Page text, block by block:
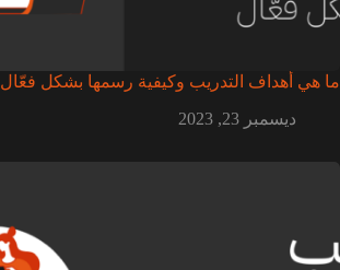
ما هي أهداف التدريب وكيفية رسمها بشكل فعّال
ديسمبر 23, 2023